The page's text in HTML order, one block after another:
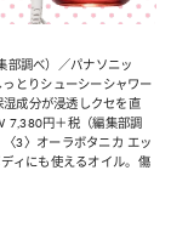
調べ）／パナソニッ
とりシューシーシャワー
成分が浸透しクセを直
円＋税（編集部調
3〉オーラボタニカ エッ
ィにも使えるオイル。傷